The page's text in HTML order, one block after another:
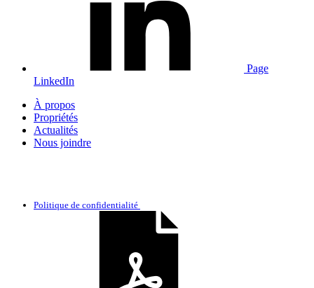
Page
LinkedIn
À propos
Propriétés
Actualités
Nous joindre
Politique de confidentialité